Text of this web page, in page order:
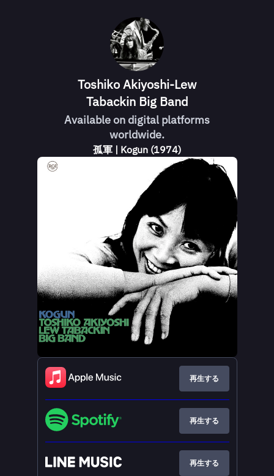
Toshiko Akiyoshi-Lew
Tabackin Big Band
Available on digital platforms
worldwide.
孤軍 | Kogun (1974)
再生する
再生する
再生する